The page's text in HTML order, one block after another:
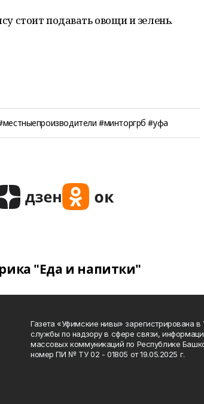
стоит подавать овощи и зелень.
#минторгрб #уфа
"Еда и напитки"
Газета «Уфимские нивы» зарегистрирована
службы по надзору в сфере связи,
массовых коммуникаций по Республике
номер ПИ № ТУ 02 - 01805 от 19.05.2025 г.